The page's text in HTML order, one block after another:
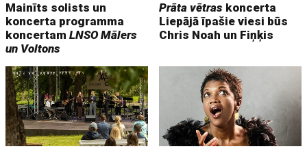
Mainīts solists un
koncerta programma
koncertamLNSO Mālers
un Voltons
Prāta vētras koncerta
Liepājā īpašie viesi būs
Chris Noah un Fiņķis